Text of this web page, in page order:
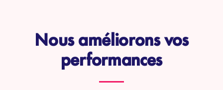
Nous améliorons vos
performances